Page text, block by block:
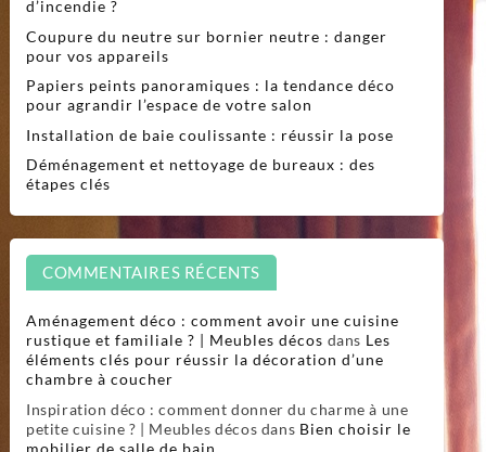
d’incendie ?
Coupure du neutre sur bornier neutre : danger
pour vos appareils
Papiers peints panoramiques : la tendance déco
pour agrandir l’espace de votre salon
Installation de baie coulissante : réussir la pose
Déménagement et nettoyage de bureaux : des
étapes clés
COMMENTAIRES RÉCENTS
Aménagement déco : comment avoir une cuisine
rustique et familiale ? | Meubles décos dans Les
éléments clés pour réussir la décoration d’une
chambre à coucher
Inspiration déco : comment donner du charme à une
petite cuisine ? | Meubles décos dans Bien choisir le
mobilier de salle de bain